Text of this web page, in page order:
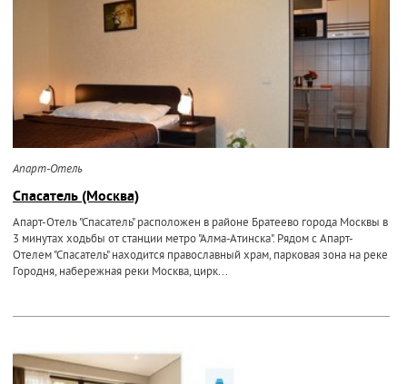
Апарт-Отель
Спасатель (Москва)
Апарт-Отель "Спасатель" расположен в районе Братеево города Москвы в
3 минутах ходьбы от станции метро "Алма-Атинска". Рядом с Апарт-
Отелем "Спасатель" находится православный храм, парковая зона на реке
Городня, набережная реки Москва, цирк...